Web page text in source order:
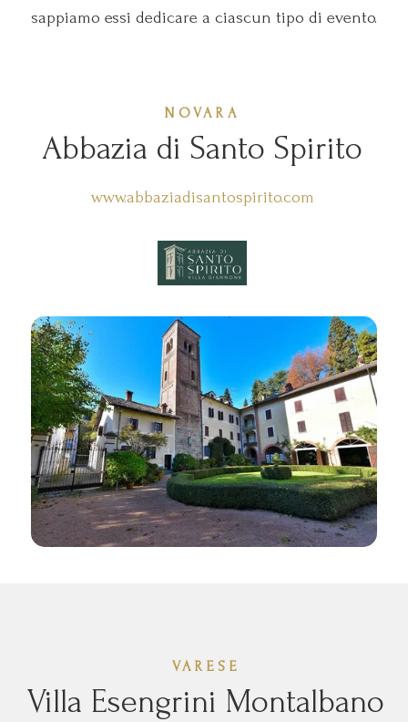
sappiamo essi dedicare a ciascun tipo di evento.
NOVARA
Abbazia di Santo Spirito
www.abbaziadisantospirito.com
VARESE
Villa Esengrini Montalbano